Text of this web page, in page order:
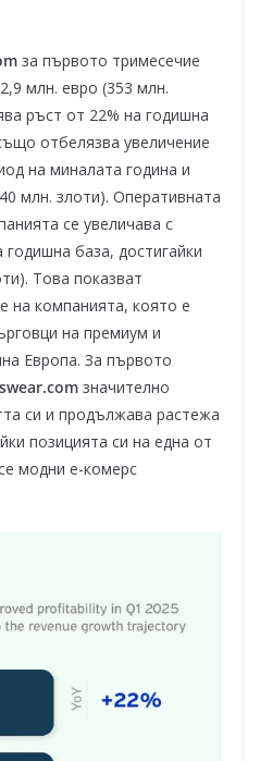
за първото тримесечие
млн. евро (353 млн.
ръст от 22% на годишна
отбелязва увеличение
на миналата година и
млн. злоти). Оперативната
се увеличава с
база, достигайки
Това показват
на компанията, която е
на премиум и
Европа. За първото
значително
си и продължава растежа
позицията си на една от
модни е-комерс